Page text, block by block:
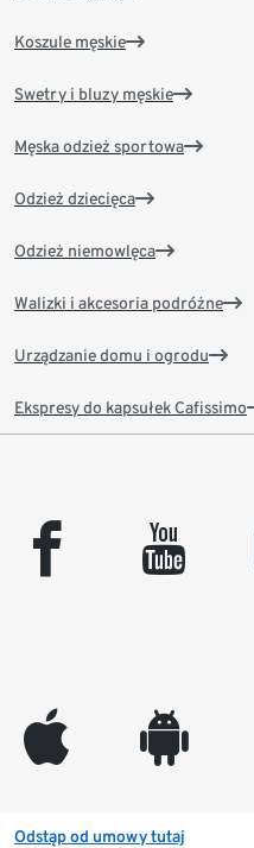
Koszule męskie
Swetry i bluzy męskie
Męska odzież sportowa
Odzież dziecięca
Odzież niemowlęca
Walizki i akcesoria podróżne
Urządzanie domu i ogrodu
Ekspresy do kapsułek Cafissimo
facebook youtube
appleinc android
Odstąp od umowy tutaj